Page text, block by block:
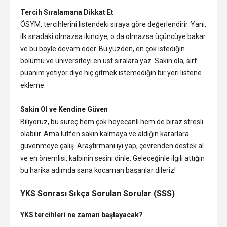
Tercih Sıralamana Dikkat Et
ÖSYM, tercihlerini listendeki sıraya göre değerlendirir. Yani,
ilk sıradaki olmazsa ikinciye, o da olmazsa üçüncüye bakar
ve bu böyle devam eder. Bu yüzden, en çok istediğin
bölümü ve üniversiteyi en üst sıralara yaz. Sakın ola, sırf
puanım yetiyor diye hiç gitmek istemediğin bir yeri listene
ekleme.
Sakin Ol ve Kendine Güven
Biliyoruz, bu süreç hem çok heyecanlı hem de biraz stresli
olabilir. Ama lütfen sakin kalmaya ve aldığın kararlara
güvenmeye çalış. Araştırmanı iyi yap, çevrenden destek al
ve en önemlisi, kalbinin sesini dinle. Geleceğinle ilgili attığın
bu harika adımda sana kocaman başarılar dileriz!
YKS Sonrası Sıkça Sorulan Sorular (SSS)
YKS tercihleri ne zaman başlayacak?